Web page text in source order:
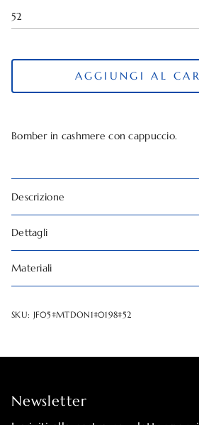
52
AGGIUNGI AL
Bomber in cashmere con cappuccio.
Descrizione
Dettagli
Materiali
SKU: JF05#MTDON1#0198#52
Newsletter